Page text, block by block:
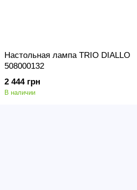
Настольная лампа TRIO DIALLO
508000132
2 444 грн
В наличии